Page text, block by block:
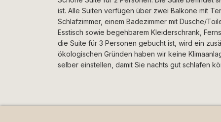
ist. Alle Suiten verfügen über zwei Balkone mit
Schlafzimmer, einem Badezimmer mit Dusche/
Esstisch sowie begehbarem Kleiderschrank,
die Suite für 3 Personen gebucht ist, wird ein
ökologischen Gründen haben wir keine
selber einstellen, damit Sie nachts gut schlafen